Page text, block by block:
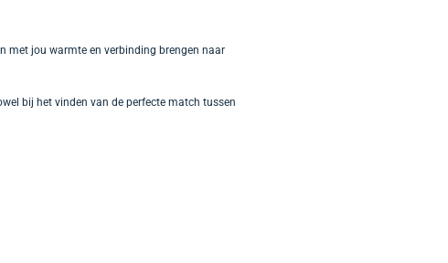
met jou warmte en verbinding brengen naar
bij het vinden van de perfecte match tussen